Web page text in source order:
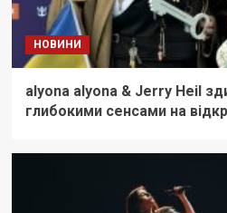
НОВИНИ
alyona alyona & Jerry Heil
глибокими сенсами на